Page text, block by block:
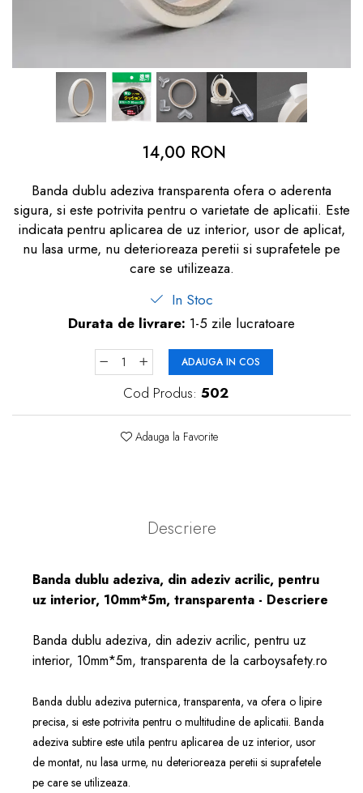
Produse îngrijire copii
Igiena copii
14,00 RON
Banda dublu adeziva transparenta ofera o aderenta
sigura, si este potrivita pentru o varietate de aplicatii. Este
indicata pentru aplicarea de uz interior, usor de aplicat,
nu lasa urme, nu deterioreaza peretii si suprafetele pe
care se utilizeaza.
In Stoc
Durata de livrare: 1-5 zile lucratoare
ADAUGA IN COS
Cod Produs: 502
Adauga la Favorite
Descriere
Banda dublu adeziva, din adeziv acrilic, pentru
uz interior, 10mm*5m, transparenta - Descriere
Banda dublu adeziva, din adeziv acrilic, pentru uz
interior, 10mm*5m, transparenta de la carboysafety.ro
Banda dublu adeziva puternica, transparenta, va ofera o lipire
precisa, si este potrivita pentru o multitudine de aplicatii. Banda
adeziva subtire este utila pentru aplicarea de uz interior, usor
de montat, nu lasa urme, nu deterioreaza peretii si suprafetele
pe care se utilizeaza.